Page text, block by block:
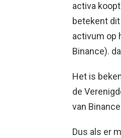
activa
betekent
activum op
Binance).
Het is
de
van
Dus als er